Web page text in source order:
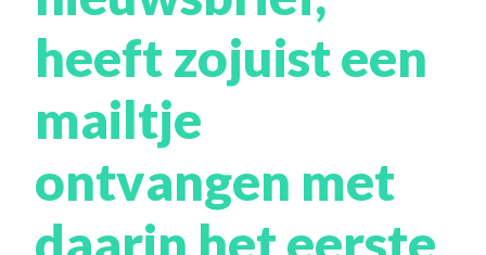
heeft zojuist een
mailtje
ontvangen met
daarin het eerste